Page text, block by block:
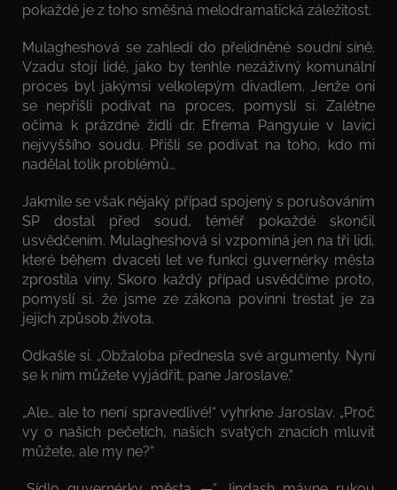
pokaždé je z toho směšná melodramatická záležitost.
Mulagheshová se zahledí do přelidněné soudní síně.
Vzadu stojí lidé, jako by tenhle nezáživný komunální
proces byl jakýmsi velkolepým divadlem. Jenže oni
se nepřišli podívat na proces, pomyslí si. Zalétne
očima k prázdné židli dr. Efrema Pangyuie v lavici
nejvyššího soudu. Přišli se podívat na toho, kdo mi
nadělal tolik problémů…
Jakmile se však nějaký případ spojený s porušováním
SP dostal před soud, téměř pokaždé skončil
usvědčením. Mulagheshová si vzpomíná jen na tři lidi,
které během dvaceti let ve funkci guvernérky města
zprostila viny. Skoro každý případ usvědčíme proto,
pomyslí si, že jsme ze zákona povinni trestat je za
jejich způsob života.
Odkašle si. „Obžaloba přednesla své argumenty. Nyní
se k nim můžete vyjádřit, pane Jaroslave.“
„Ale… ale to není spravedlivé!“ vyhrkne Jaroslav. „Proč
vy o našich pečetích, našich svatých znacích mluvit
můžete, ale my ne?“